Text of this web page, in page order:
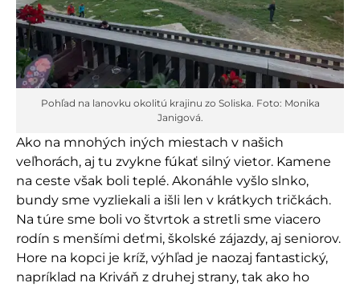
Pohľad na lanovku okolitú krajinu zo Soliska. Foto: Monika
Janigová.
Ako na mnohých iných miestach v našich
veľhorách, aj tu zvykne fúkať silný vietor. Kamene
na ceste však boli teplé. Akonáhle vyšlo slnko,
bundy sme vyzliekali a išli len v krátkych tričkách.
Na túre sme boli vo štvrtok a stretli sme viacero
rodín s menšími deťmi, školské zájazdy, aj seniorov.
Hore na kopci je kríž, výhľad je naozaj fantastický,
napríklad na Kriváň z druhej strany, tak ako ho